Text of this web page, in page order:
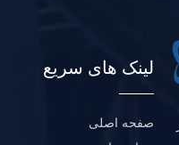
لینک های سریع
صفحه اصلی